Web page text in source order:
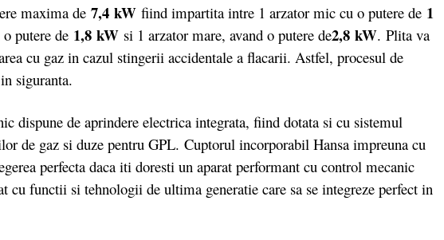
maxima de 7,4 kW fiind impartita intre 1 arzator mic cu o putere de 1
putere de 1,8 kW si 1 arzator mare, avand o putere de2,8 kW. Plita va
cu gaz in cazul stingerii accidentale a flacarii. Astfel, procesul de
siguranta.
dispune de aprindere electrica integrata, fiind dotata si cu sistemul
de gaz si duze pentru GPL. Cuptorul incorporabil Hansa impreuna cu
perfecta daca iti doresti un aparat performant cu control mecanic
cu functii si tehnologii de ultima generatie care sa se integreze perfect in